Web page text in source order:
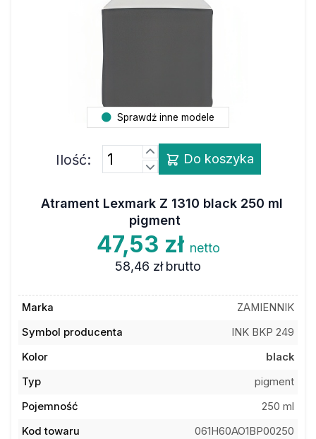
Sprawdź inne modele
Ilość: Do koszyka
Atrament Lexmark Z 1310 black 250 ml
pigment
47,53 zł netto
58,46 zł brutto
Marka
ZAMIENNIK
Symbol producenta
INK BKP 249
Kolor
black
Typ
pigment
Pojemność
250 ml
Kod towaru
061H60AO1BP00250